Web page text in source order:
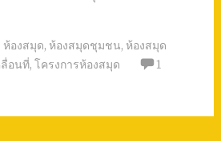
ห้องสมุด, ห้องสมุดชุมชน, ห้องสมุด
อนที่, โครงการห้องสมุด
1